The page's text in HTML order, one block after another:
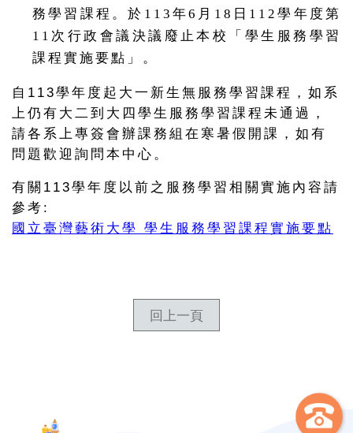
務學習課程。於113年6月18日112學年度第
11次行政會議決議廢止本校「學生服務學習
課程實施要點」。
自113學年度起大一新生無服務學習課程，如系
上仍有大二到大四學生服務學習課程未通過，
請各系上專簽會辦課務組在寒暑假開課，如有
問題歡迎詢問本中心。
有關113學年度以前之服務學習相關實施內容請
參考:
國立臺灣藝術大學 學生服務學習課程實施要點
回上一頁